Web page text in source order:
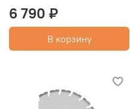
6 790 ₽
В корзину